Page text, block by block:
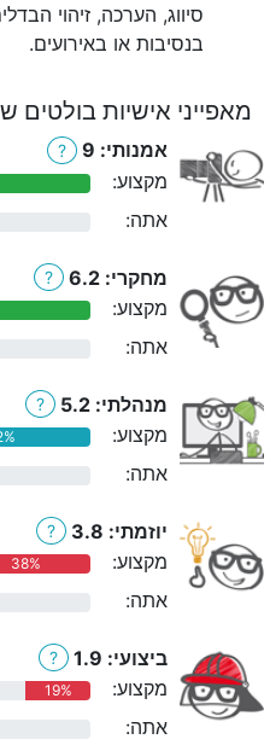
סיווג, הערכה, זיהוי
בנסיבות או באירועים.
מאפייני אישיות בולטים
אמנותי: 9 ?
מקצוע:
אתה:
מחקרי: 6.2 ?
מקצוע:
אתה:
מנהלתי: 5.2 ?
מקצוע:
אתה:
יוזמתי: 3.8 ?
מקצוע: 38%
אתה:
ביצועי: 1.9 ?
מקצוע: 19%
אתה: